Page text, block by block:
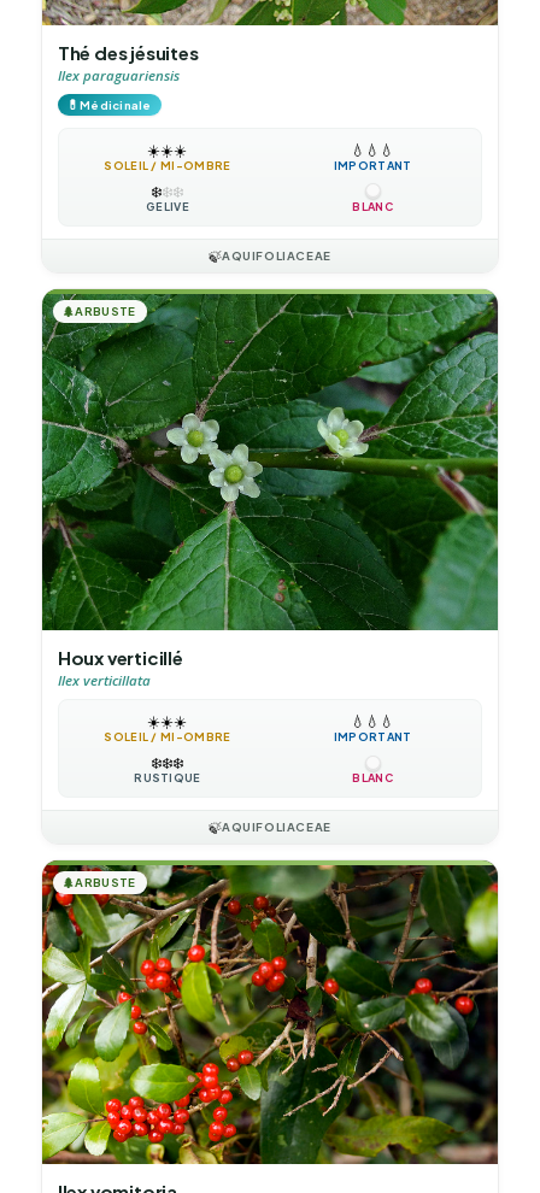
Thé des jésuites
Ilex paraguariensis
💊Médicinale
☀️☀️☀️
SOLEIL / MI-OMBRE
💧 💧 💧
IMPORTANT
❄️❄️❄️
GÉLIVE BLANC
🍃AQUIFOLIACEAE
🌲ARBUSTE
Houx verticillé
Ilex verticillata
☀️☀️☀️
SOLEIL / MI-OMBRE
💧 💧 💧
IMPORTANT
❄️❄️❄️
RUSTIQUE BLANC
🍃AQUIFOLIACEAE
🌲ARBUSTE